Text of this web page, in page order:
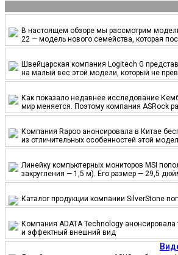
В настоящем обзоре мы рассмотрим
22 — модель нового семейства, которая
Швейцарская компания Logitech G
на малый вес этой модели, который не
Как показало недавнее исследование
мир меняется. Поэтому компания ASRock
Компания Rapoo анонсировала в Китае
из отличительных особенностей этой
Линейку компьютерных мониторов MSI
закругления — 1,5 м). Его размер — 29,5
Каталог продукции компании SilverStone
Компания ADATA Technology
и эффектный внешний вид